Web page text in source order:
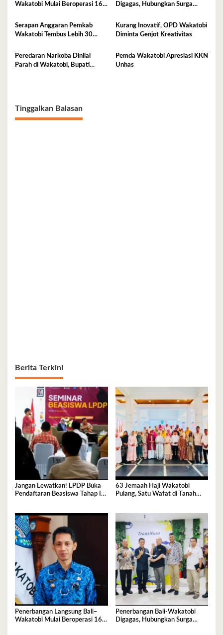
Wakatobi Mulai Beroperasi 16
Digagas, Hubungkan Surga
Serapan Anggaran Pemkab
Wakatobi Tembus Lebih 30
Kurang Inovatif, OPD Wakatobi
Diminta Genjot Kreativitas
Peredaran Narkoba Dinilai
Parah di Wakatobi, Bupati
Pemda Wakatobi Apresiasi KKN
Unhas
Tinggalkan Balasan
Berita Terkini
Jangan Lewatkan! LPDP Buka
Pendaftaran Beasiswa Tahap II
63 Jemaah Haji Wakatobi
Pulang, Satu Wafat di Tanah
Penerbangan Langsung Bali–
Wakatobi Mulai Beroperasi 16
Penerbangan Bali-Wakatobi
Digagas, Hubungkan Surga